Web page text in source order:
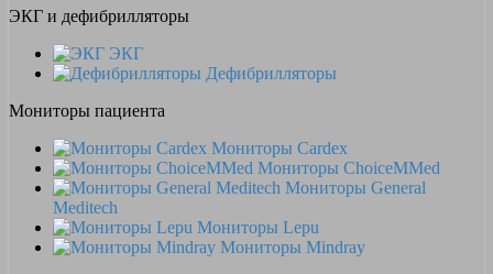
ЭКГ и дефибрилляторы
ЭКГ
Дефибрилляторы
Мониторы пациента
Мониторы Cardex
Мониторы ChoiceMMed
Мониторы General
Meditech
Мониторы Lepu
Мониторы Mindray